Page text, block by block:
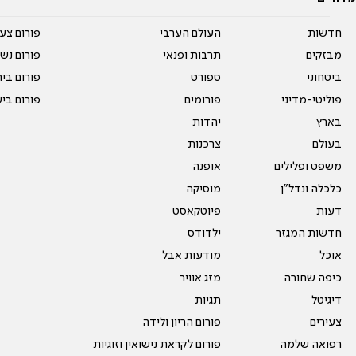
חדשות
מבזקים
ביטחוני
פוליטי-מדיני
בארץ
בעולם
משפט ופלילים
כלכלה ונדל"ן
דעות
חדשות המגזר
אוכל
כיפה שחורה
דיגיטל
צעירים
רפואה שלמה
העולם הערבי
תרבות ופנאי
ספורט
פורומים
יהדות
צרכנות
אופנה
מוסיקה
פיוטקאסט
ילדודס
מודעות אבל
מזג אוויר
תגיות
פורום הריון ולידה
פורום לקראת נישואין וזוגיות
פורום
פורום
פורום
פורום